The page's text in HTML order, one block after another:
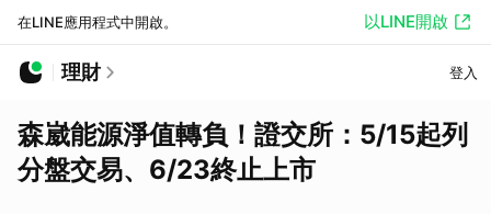
在LINE應用程式中開啟。 以LINE開啟
理財 登入
森崴能源淨值轉負！證交所：5/15起列
分盤交易、6/23終止上市